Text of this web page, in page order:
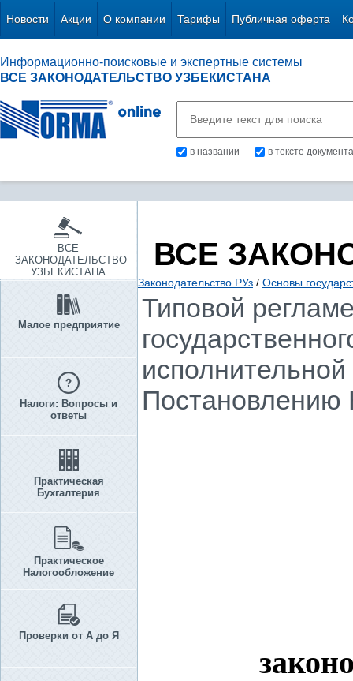
Новости Акции О компании Тарифы Публичная оферта
Информационно-поисковые и экспертные системы
ВСЕ ЗАКОНОДАТЕЛЬСТВО УЗБЕКИСТАНА
в названии в тексте документа
ВСЕ
ЗАКОНОДАТЕЛЬСТВО
УЗБЕКИСТАНА
Малое предприятие
Налоги: Вопросы и
ответы
Практическая
Бухгалтерия
Практическое
Налогообложение
Проверки от А до Я
ВСЕ
Законодательство РУз / Основы
Типовой
Постановлению